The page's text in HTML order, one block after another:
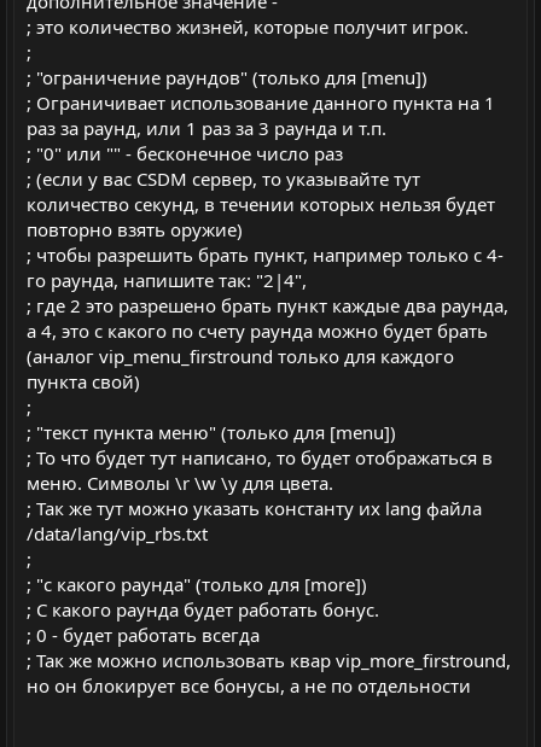
; это количество жизней, которые получит игрок.
;
; "ограничение раундов" (только для [menu])
; Ограничивает использование данного пункта на 1
раз за раунд, или 1 раз за 3 раунда и т.п.
; "0" или "" - бесконечное число раз
; (если у вас CSDM сервер, то указывайте тут
количество секунд, в течении которых нельзя будет
повторно взять оружие)
; чтобы разрешить брать пункт, например только с 4-
го раунда, напишите так: "2|4",
; где 2 это разрешено брать пункт каждые два раунда,
а 4, это с какого по счету раунда можно будет брать
(аналог vip_menu_firstround только для каждого
пункта свой)
;
; "текст пункта меню" (только для [menu])
; То что будет тут написано, то будет отображаться в
меню. Символы \r \w \y для цвета.
; Так же тут можно указать константу их lang файла
/data/lang/vip_rbs.txt
;
; "с какого раунда" (только для [more])
; С какого раунда будет работать бонус.
; 0 - будет работать всегда
; Так же можно использовать квар vip_more_firstround,
но он блокирует все бонусы, а не по отдельности